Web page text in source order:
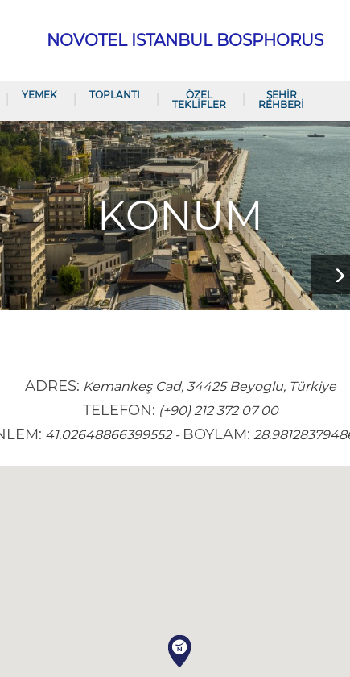
NOVOTEL ISTANBUL BOSPHORUS
YEMEK TOPLANTI
ÖZEL
TEKLIFLER
ŞEHIR
REHBERI
KONUM
ADRES: Kemankeş Cad, 34425 Beyoglu, Türkiye
TELEFON: (+90) 212 372 07 00
41.02648866399552- BOYLAM: